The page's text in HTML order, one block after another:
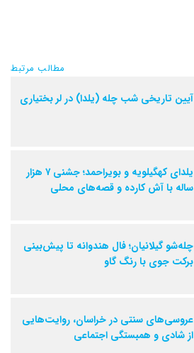
مطالب مرتبط
آیین تاریخی شب چله (یلدا) در لر بختیاری
یلدای کهگیلویه و بویراحمد؛ جشنی ۷ هزار
ساله با آش کارده و قصه‌های محلی
چله‌شو گیلانیان؛ فال هندوانه تا پیش‌بینی
برکت جوی با رنگ گاو
عروسی‌های سنتی در خراسان، روایت‌هایی
از شادی و همبستگی اجتماعی